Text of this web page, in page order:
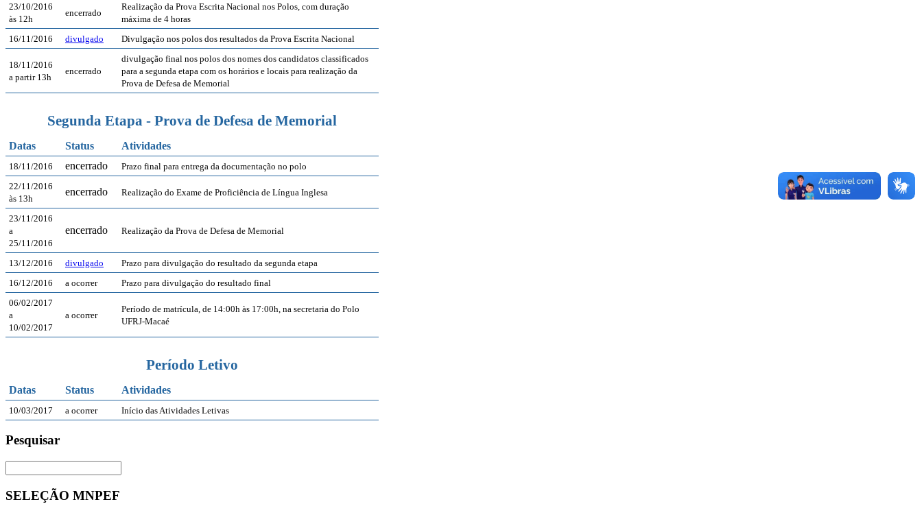
23/10/2016
às 12h
encerrado
Realização da Prova Escrita Nacional nos Polos, com duração
máxima de 4 horas
16/11/2016
divulgado Divulgação nos polos dos resultados da Prova Escrita Nacional
18/11/2016
a partir 13h
encerrado
divulgação final nos polos dos nomes dos candidatos classificados
para a segunda etapa com os horários e locais para realização da
Prova de Defesa de Memorial
Segunda Etapa - Prova de Defesa de Memorial
Datas Status Atividades
18/11/2016 encerrado
Prazo final para entrega da documentação no polo
22/11/2016
às 13h
encerrado Realização do Exame de Proficiência de Língua Inglesa
23/11/2016
a
25/11/2016
encerrado Realização da Prova de Defesa de Memorial
13/12/2016 divulgado
Prazo para divulgação do resultado da segunda etapa
16/12/2016
a ocorrer
Prazo para divulgação do resultado final
06/02/2017
a
10/02/2017
a ocorrer
Período de matrícula, de 14:00h às 17:00h, na secretaria do Polo
UFRJ-Macaé
Período Letivo
Datas Status Atividades
10/03/2017 a ocorrer Início das Atividades Letivas
Pesquisar
SELEÇÃO MNPEF